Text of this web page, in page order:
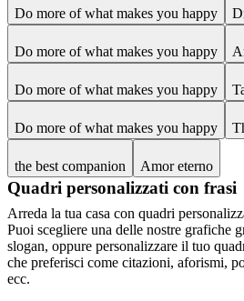
Do more of what makes you happy
Do more of what makes you happy
Do more of what makes you happy
Do more of what makes you happy
the best companion Amor eterno
Quadri personalizzati con frasi
Arreda la tua casa con quadri
Puoi scegliere una delle nostre grafiche
slogan, oppure personalizzare il tuo
che preferisci come citazioni, aforismi,
ecc.